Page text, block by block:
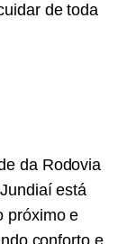
de toda
da Rodovia
está
próximo e
conforto e